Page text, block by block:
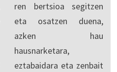
ren bertsioa segitzen
eta osatzen duena,
azken hau
hausnarketara,
eztabaidara eta zenbait